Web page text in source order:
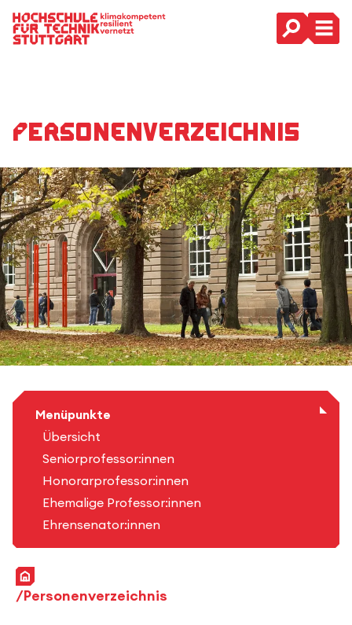
Hauptnavigation
Personen­ver­zeich­nis
Menüpunkte
Übersicht
Seniorprofessor:innen
Honorarprofessor:innen
Ehemalige Professor:innen
Ehrensenator:innen
Startseite
Personenverzeichnis